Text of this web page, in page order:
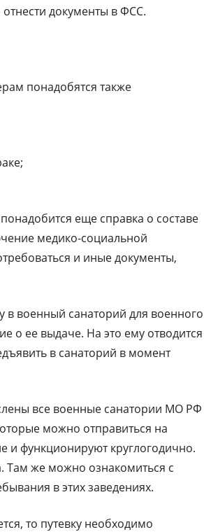
документы в ФСС.
понадобятся также
еще справка о составе
медико-социальной
и иные документы,
в военный санаторий для военного
о ее выдаче. На это ему отводится
в санаторий в момент
все военные санатории МО РФ
можно отправиться на
и функционируют круглогодично.
Там же можно ознакомиться с
в этих заведениях.
то путевку необходимо